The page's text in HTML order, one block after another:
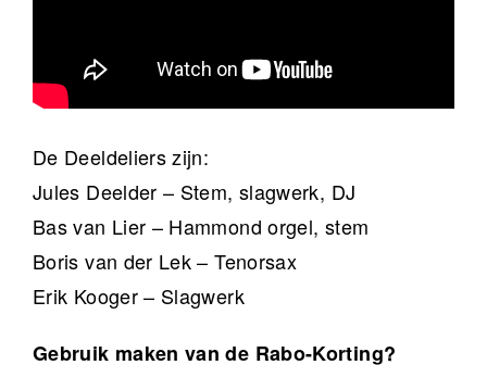
De Deeldeliers zijn:
Jules Deelder – Stem, slagwerk, DJ
Bas van Lier – Hammond orgel, stem
Boris van der Lek – Tenorsax
Erik Kooger – Slagwerk
Gebruik maken van de Rabo-Korting?